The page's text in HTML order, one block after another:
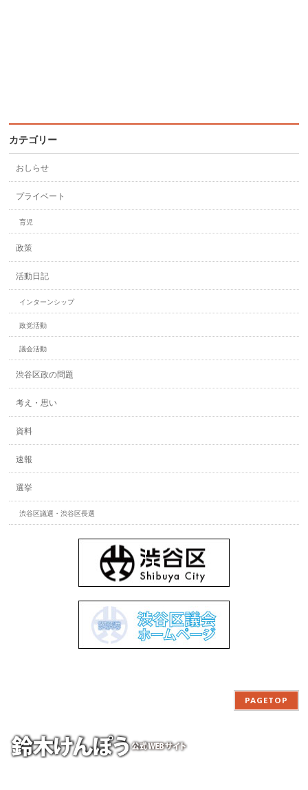
カテゴリー
おしらせ
プライベート
育児
政策
活動日記
インターンシップ
政党活動
議会活動
渋谷区政の問題
考え・思い
資料
速報
選挙
渋谷区議選・渋谷区長選
PAGETOP